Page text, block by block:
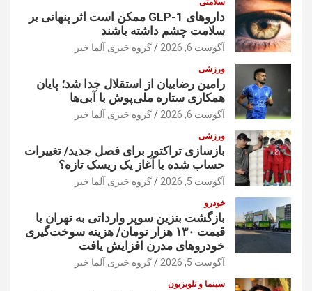
سلامتی
داروهای GLP-1 ممکن است اثر پنهانی بر
سلامت چشم داشته باشند
آگوست 6, 2026 گروه خبری آلما خبر
ورزشی
رامین رضاییان از استقلال جدا شد؛ پایان
همکاری ستاره ملی‌پوش با آبی‌ها
آگوست 6, 2026 گروه خبری آلما خبر
ورزشی
بازسازی تراکتور برای فصل جدید/ تغییرات
حساب شده یا آغاز یک ریسک تازه؟
آگوست 5, 2026 گروه خبری آلما خبر
خودرو
بازگشت بنزین سوپر وارداتی به تهران با
قیمت ۱۳۰ هزار تومان/ هزینه سوخت‌گیری
خودرو‌های مدرن افزایش یافت
آگوست 5, 2026 گروه خبری آلما خبر
سینما و تلویزیون